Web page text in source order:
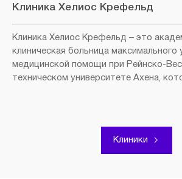
Клиника Хелиос Крефельд
Клиника Хелиос Крефельд – это
клиническая больница максимального
медицинской помощи при Рейнско-
техническом университете Ахена,
Клиники